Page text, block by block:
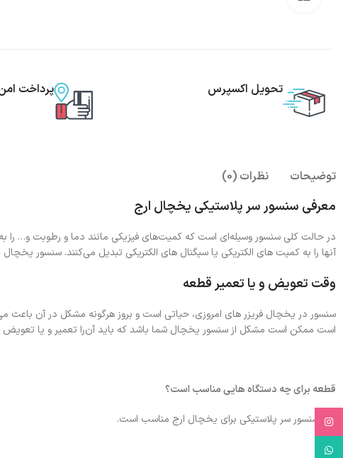
تحویل اکسپرس پرداخت
توضیحات نظرات (0)
معرفی سنسور سر پلاستیکی یخچال ارج
در حالت کلی سنسور وسیله‌ای است که کمیت‌های فیزیکی مانند دما و رطوبت و… را
آنها را به کمیت های الکتریکی یا سیگنال های الکتریکی تبدیل می‌کنند. سنسور
وقت تعویض و یا تعمیر قطعه
سنسور در یخچال فریزر های امروزی، حیاتی است و بروز هرگونه مشکل در آن
است ممکن است مشکل از سنسور یخچال شما باشد که باید آن‌را تعمیر و یا تعویض
قطعه برای چه دستگاه هایی مناسب است؟
این سنسور سر پلاستیکی برای یخچال ارج مناسب است.
Instagram